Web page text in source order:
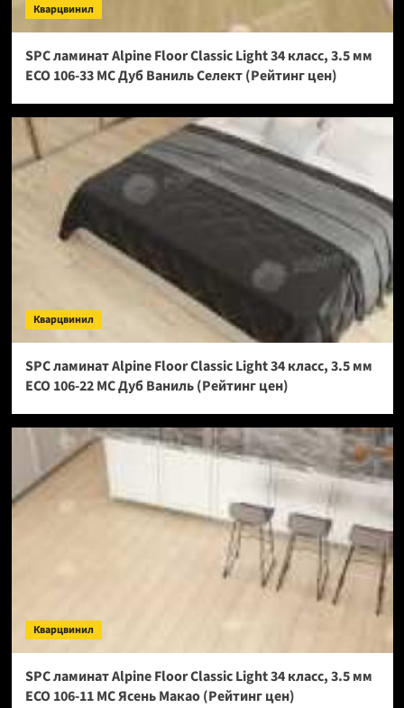
Кварцвинил
SPC ламинат Alpine Floor Classic Light 34 класс, 3.5 мм
ECO 106-33 МС Дуб Ваниль Селект (Рейтинг цен)
Кварцвинил
SPC ламинат Alpine Floor Classic Light 34 класс, 3.5 мм
ECO 106-22 МС Дуб Ваниль (Рейтинг цен)
Кварцвинил
SPC ламинат Alpine Floor Classic Light 34 класс, 3.5 мм
ECO 106-11 МС Ясень Макао (Рейтинг цен)